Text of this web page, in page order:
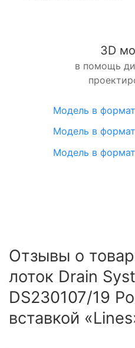
3D
в помощь
Модель в
Модель в
Модель в
Отзывы о
лоток Drain
DS230107/19
вставкой